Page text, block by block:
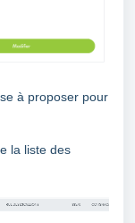
à proposer pour
la liste des